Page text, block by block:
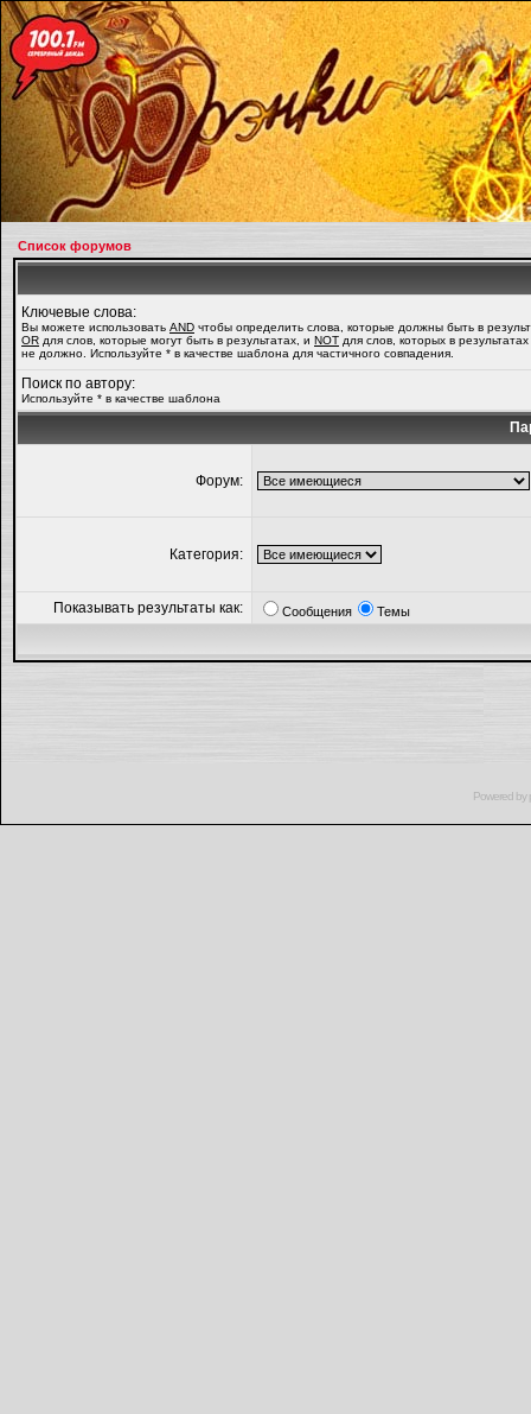
Список форумов
Ключевые слова:
Вы можете использовать AND чтобы определить слова, которые должны быть в
OR для слов, которые могут быть в результатах, и NOT для слов, которых в
не должно. Используйте * в качестве шаблона для частичного совпадения.
Поиск по автору:
Используйте * в качестве шаблона
Форум:
Категория:
Показывать результаты как: Сообщения Темы
Powered by